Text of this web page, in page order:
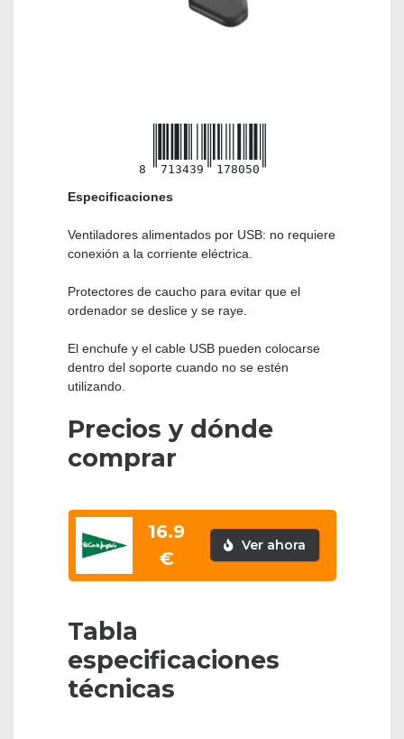
8 713439 178050
Especificaciones
Ventiladores alimentados por USB: no requiere
conexión a la corriente eléctrica.
Protectores de caucho para evitar que el
ordenador se deslice y se raye.
El enchufe y el cable USB pueden colocarse
dentro del soporte cuando no se estén
utilizando.
Precios y dónde
comprar
16.9
€
Ver ahora
Tabla
especificaciones
técnicas